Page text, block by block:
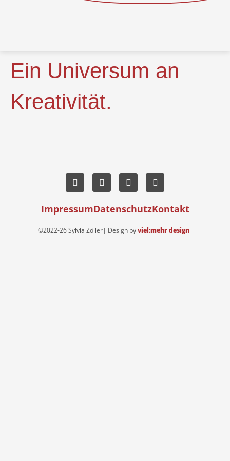
Ein Universum an
Kreativität.
ImpressumDatenschutzKontakt
©2022-26 Sylvia Zöller| Design byviel:mehr design